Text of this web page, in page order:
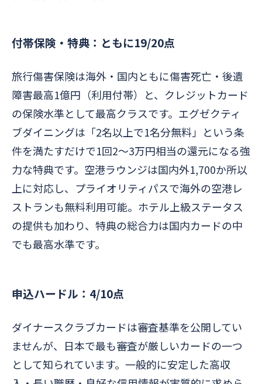
付帯保険・特典：ともに19/20点
旅行傷害保険は海外・国内ともに傷害死亡・後遺
障害最高1億円（利用付帯）と、クレジットカード
の保険水準として最高クラスです。エグゼクティ
ブダイニングは「2名以上で1名分無料」という条
件を満たすだけで1回2〜3万円相当の還元になる強
力な特典です。空港ラウンジは国内外1,700か所以
上に対応し、プライオリティパスで海外の空港レ
ストランも無料利用可能。ホテル上級ステータス
の提供も加わり、特典の総合力は国内カードの中
でも最高水準です。
申込ハードル：4/10点
ダイナースクラブカードは審査基準を公開してい
ませんが、日本で最も審査が厳しいカードの一つ
として知られています。一般的に安定した高収